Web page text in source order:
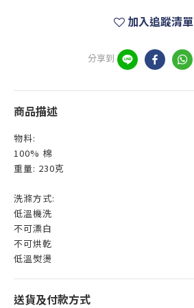
加入追蹤清單
分享到
商品描述
物料:
100% 棉
重量: 230克
洗滌方式:
低溫機洗
不可漂白
不可烘乾
低溫熨燙
送貨及付款方式